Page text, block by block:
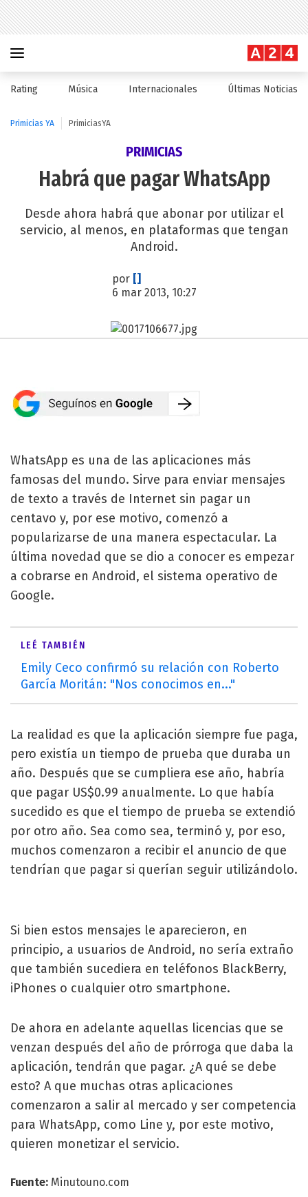
Rating Música Internacionales Últimas Noticias
Primicias YA PrimiciasYA
PRIMICIAS
Habrá que pagar WhatsApp
Desde ahora habrá que abonar por utilizar el
servicio, al menos, en plataformas que tengan
Android.
por []
6 mar 2013, 10:27
WhatsApp es una de las aplicaciones más
famosas del mundo. Sirve para enviar mensajes
de texto a través de Internet sin pagar un
centavo y, por ese motivo, comenzó a
popularizarse de una manera espectacular. La
última novedad que se dio a conocer es empezar
a cobrarse en Android, el sistema operativo de
Google.
LEÉ TAMBIÉN
Emily Ceco confirmó su relación con Roberto
García Moritán: "Nos conocimos en..."
La realidad es que la aplicación siempre fue paga,
pero existía un tiempo de prueba que duraba un
año. Después que se cumpliera ese año, habría
que pagar US$0.99 anualmente. Lo que había
sucedido es que el tiempo de prueba se extendió
por otro año. Sea como sea, terminó y, por eso,
muchos comenzaron a recibir el anuncio de que
tendrían que pagar si querían seguir utilizándolo.
Si bien estos mensajes le aparecieron, en
principio, a usuarios de Android, no sería extraño
que también sucediera en teléfonos BlackBerry,
iPhones o cualquier otro smartphone.
De ahora en adelante aquellas licencias que se
venzan después del año de prórroga que daba la
aplicación, tendrán que pagar. ¿A qué se debe
esto? A que muchas otras aplicaciones
comenzaron a salir al mercado y ser competencia
para WhatsApp, como Line y, por este motivo,
quieren monetizar el servicio.
Fuente: Minutouno.com